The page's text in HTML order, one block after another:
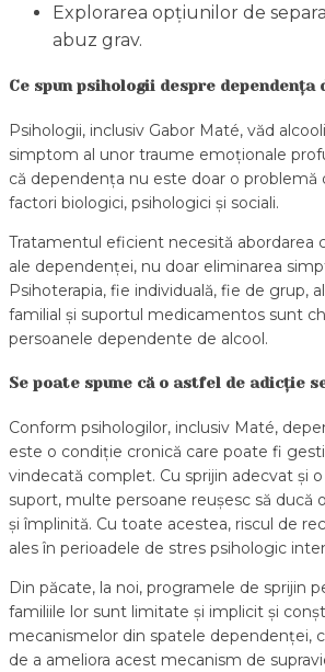
Explorarea opțiunilor de
abuz grav.
Ce spun psihologii despre dependența
Psihologii, inclusiv Gabor Maté, văd
simptom al unor traume emoționale
că dependența nu este doar o problemă
factori biologici, psihologici și sociali.
Tratamentul eficient necesită abordarea
ale dependenței, nu doar eliminarea
Psihoterapia, fie individuală, fie de grup,
familial și suportul medicamentos sunt
persoanele dependente de alcool.
Se poate spune că o astfel de adicție
Conform psihologilor, inclusiv Maté,
este o condiție cronică care poate fi
vindecată complet. Cu sprijin adecvat și
suport, multe persoane reușesc să ducă
și împlinită. Cu toate acestea, riscul de
ales în perioadele de stres psihologic
Din păcate, la noi, programele de sprijin
familiile lor sunt limitate și implicit și
mecanismelor din spatele dependenței,
de a ameliora acest mecanism de